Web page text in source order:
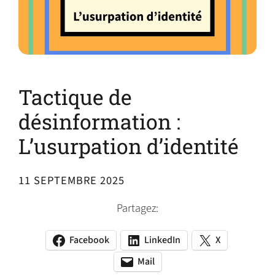
Tactique de
désinformation :
L’usurpation d’identité
11 SEPTEMBRE 2025
Partagez:
Facebook
(opens
LinkedIn
(opens
in
X
(opens
Mail
(opens
(opens